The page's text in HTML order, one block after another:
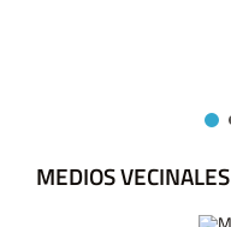
MEDIOS VECINALES